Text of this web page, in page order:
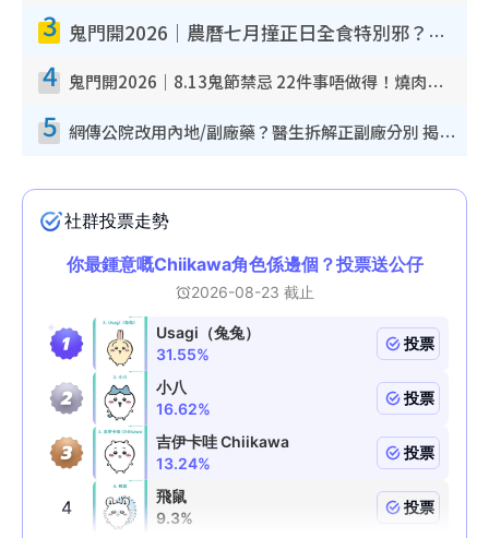
3 鬼門開2026｜農曆七月撞正日全食特別邪？專家警告切忌做一事！揭4大禁忌+2招保平安
4 鬼門開2026｜8.13鬼節禁忌 22件事唔做得！燒肉、刺身要少食？半夜勿吹口哨/打呢個電話
5 網傳公院改用內地/副廠藥？醫生拆解正副廠分別 揭4類人換藥隨時出事